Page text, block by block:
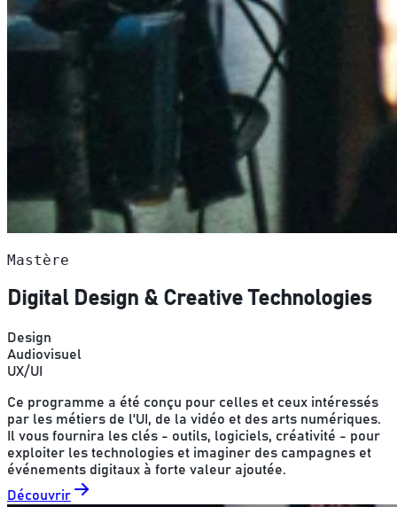
Mastère
Digital Design & Creative Technologies
Design
Audiovisuel
UX/UI
Ce programme a été conçu pour celles et ceux intéressés
par les métiers de l'UI, de la vidéo et des arts numériques.
Il vous fournira les clés - outils, logiciels, créativité - pour
exploiter les technologies et imaginer des campagnes et
événements digitaux à forte valeur ajoutée.
Découvrir